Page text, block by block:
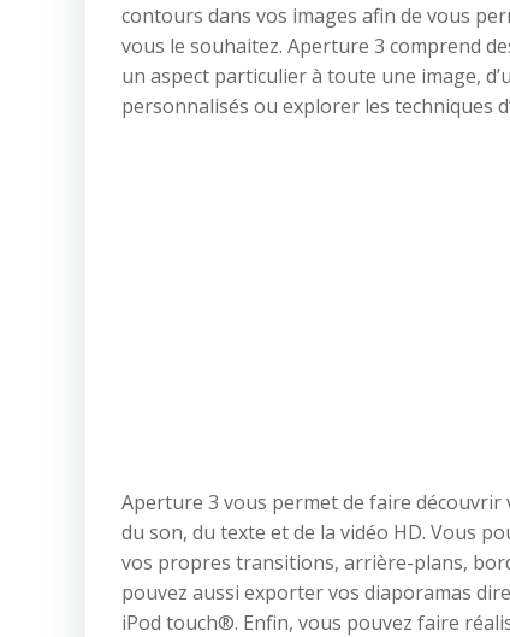
contours dans vos images afin de vous
vous le souhaitez. Aperture 3 comprend
un aspect particulier à toute une image,
personnalisés ou explorer les techniques
Aperture 3 vous permet de faire découvrir
du son, du texte et de la vidéo HD. Vous
vos propres transitions, arrière-plans,
pouvez aussi exporter vos diaporamas
iPod touch®. Enfin, vous pouvez faire